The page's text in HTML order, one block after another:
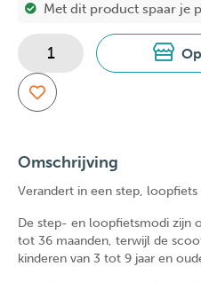
Met dit product spaar je
Omschrijving
Verandert in een step,
De step- en loopfietsmodi zijn
tot 36 maanden, terwijl de
kinderen van 3 tot 9 jaar en